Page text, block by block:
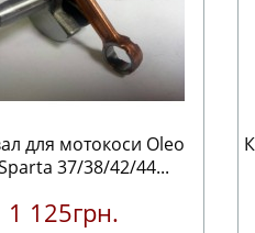
для мотокоси Oleo
37/38/42/44...
1 125грн.